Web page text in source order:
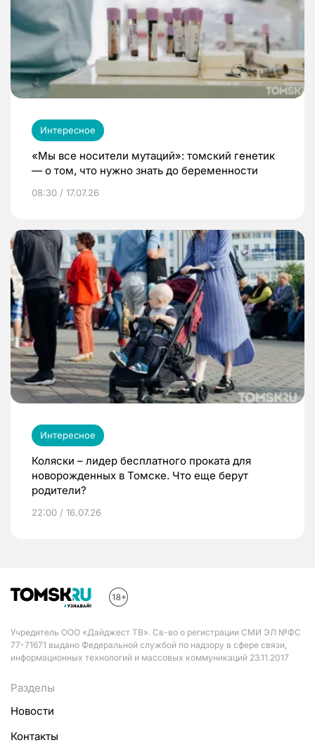
Интересное
«Мы все носители мутаций»: томский генетик
— о том, что нужно знать до беременности
08:30 / 17.07.26
Интересное
Коляски – лидер бесплатного проката для
новорожденных в Томске. Что еще берут
родители?
22:00 / 16.07.26
Учредитель ООО «Дайджест ТВ». Св-во о регистрации СМИ ЭЛ №ФС
77-71671 выдано Федеральной службой по надзору в сфере связи,
информационных технологий и массовых коммуникаций 23.11.2017
Разделы
Новости
Контакты